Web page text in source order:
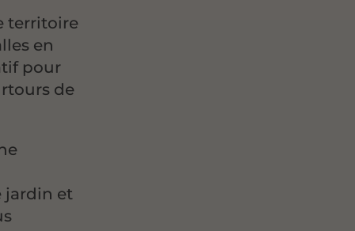
territoire
en
pour
de
jardin et